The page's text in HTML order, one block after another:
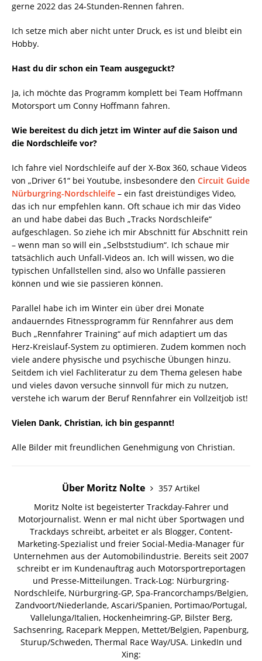
gerne 2022 das 24-Stunden-Rennen fahren.
Ich setze mich aber nicht unter Druck, es ist und bleibt ein
Hobby.
Hast du dir schon ein Team ausgeguckt?
Ja, ich möchte das Programm komplett bei Team Hoffmann
Motorsport um Conny Hoffmann fahren.
Wie bereitest du dich jetzt im Winter auf die Saison und
die Nordschleife vor?
Ich fahre viel Nordschleife auf der X-Box 360, schaue Videos
von „Driver 61“ bei Youtube, insbesondere den Circuit Guide
Nürburgring-Nordschleife – ein fast dreistündiges Video,
das ich nur empfehlen kann. Oft schaue ich mir das Video
an und habe dabei das Buch „Tracks Nordschleife“
aufgeschlagen. So ziehe ich mir Abschnitt für Abschnitt rein
– wenn man so will ein „Selbststudium“. Ich schaue mir
tatsächlich auch Unfall-Videos an. Ich will wissen, wo die
typischen Unfallstellen sind, also wo Unfälle passieren
können und wie sie passieren können.
Parallel habe ich im Winter ein über drei Monate
andauerndes Fitnessprogramm für Rennfahrer aus dem
Buch „Rennfahrer Training“ auf mich adaptiert um das
Herz-Kreislauf-System zu optimieren. Zudem kommen noch
viele andere physische und psychische Übungen hinzu.
Seitdem ich viel Fachliteratur zu dem Thema gelesen habe
und vieles davon versuche sinnvoll für mich zu nutzen,
verstehe ich warum der Beruf Rennfahrer ein Vollzeitjob ist!
Vielen Dank, Christian, ich bin gespannt!
Alle Bilder mit freundlichen Genehmigung von Christian.
Über Moritz Nolte
357 Artikel
Moritz Nolte ist begeisterter Trackday-Fahrer und
Motorjournalist. Wenn er mal nicht über Sportwagen und
Trackdays schreibt, arbeitet er als Blogger, Content-
Marketing-Spezialist und freier Social-Media-Manager für
Unternehmen aus der Automobilindustrie. Bereits seit 2007
schreibt er im Kundenauftrag auch Motorsportreportagen
und Presse-Mitteilungen. Track-Log: Nürburgring-
Nordschleife, Nürburgring-GP, Spa-Francorchamps/Belgien,
Zandvoort/Niederlande, Ascari/Spanien, Portimao/Portugal,
Vallelunga/Italien, Hockenheimring-GP, Bilster Berg,
Sachsenring, Racepark Meppen, Mettet/Belgien, Papenburg,
Sturup/Schweden, Thermal Race Way/USA. LinkedIn und
Xing: